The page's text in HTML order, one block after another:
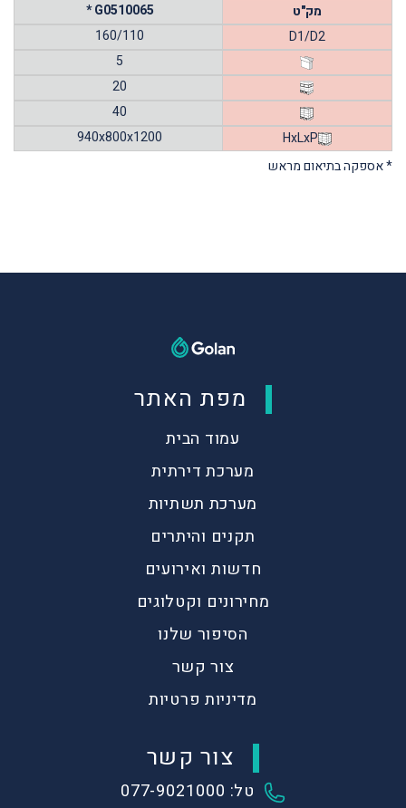
מק"ט
* G0510065
D1/D2
160/110
5
20
40
HxLxP
940x800x1200
* אספקה בתיאום מראש
מפת האתר
עמוד הבית
מערכת דירתית
מערכת תשתיות
תקנים והיתרים
חדשות ואירועים
מחירונים וקטלוגים
הסיפור שלנו
צור קשר
מדיניות פרטיות
צור קשר
טל: 077-9021000